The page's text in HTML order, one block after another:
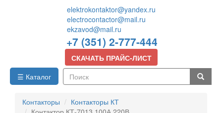
elektrokontaktor@yandex.ru
electrocontactor@mail.ru
ekzavod@mail.ru
+7 (351) 2-777-444
СКАЧАТЬ ПРАЙС-ЛИСТ
☰ Каталог
Контакторы
Контакторы КТ